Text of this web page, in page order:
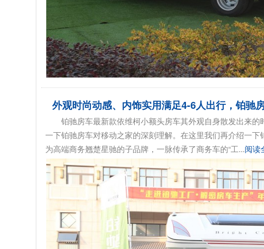
外观时尚动感、内饰实用满足4-6人出行，铂驰
铂驰房车最新款依维柯小额头房车其外观自身散发出来
一下铂驰房车对移动之家的深刻理解。在这里我们再介绍一
为高端商务翘楚星驰的子品牌，一脉传承了商务车的“工...阅读